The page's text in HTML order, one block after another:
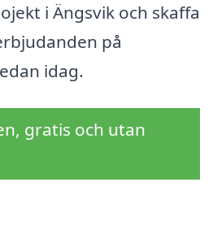
i Ängsvik och skaffa
på
idag.
gratis och utan